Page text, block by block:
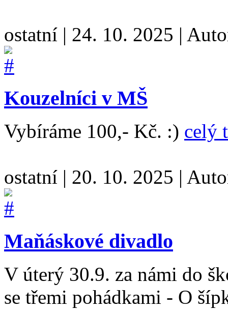
ostatní | 24. 10. 2025 |
Kouzelníci v MŠ
Vybíráme 100,- Kč. :) celý
ostatní | 20. 10. 2025 |
Maňáskové divadlo
V úterý 30.9. za námi do
se třemi pohádkami - O